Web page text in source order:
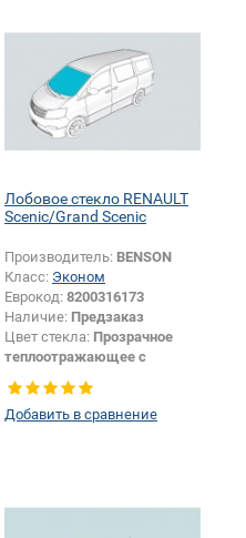
Лобовое стекло RENAULT
Scenic/Grand Scenic
Производитель: BENSON
Класс: Эконом
Еврокод: 8200316173
Наличие: Предзаказ
Цвет стекла: Прозрачное
теплоотражающее с
шумоизоляцией
Изменение логотипа
безопасности +
Добавить в сравнение